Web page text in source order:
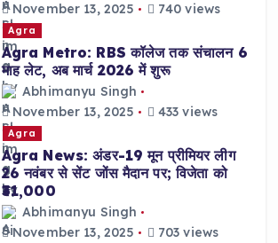
November 13, 2025
740 views
Agra
Agra Metro: RBS कॉलेज तक संचालन 6
माह लेट, अब मार्च 2026 में शुरू
Abhimanyu Singh
November 13, 2025
433 views
Agra
Agra News: अंडर-19 मून प्रीमियर लीग
26 नवंबर से सेंट जोंस मैदान पर; विजेता को
₹31,000
Abhimanyu Singh
November 13, 2025
703 views